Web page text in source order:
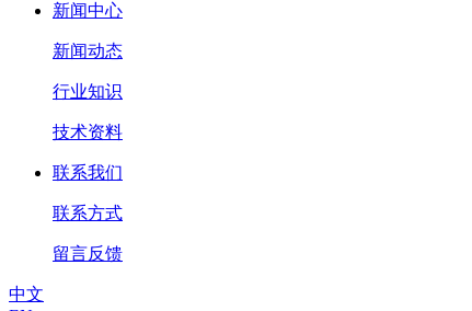
新闻中心
新闻动态
行业知识
技术资料
联系我们
联系方式
留言反馈
中文